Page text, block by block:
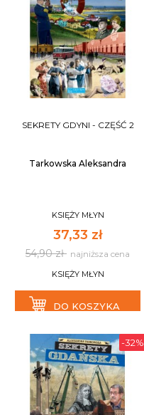
SEKRETY GDYNI - CZĘŚĆ 2
Tarkowska Aleksandra
KSIĘŻY MŁYN
37,33 zł
54,90 zł najniższa cena
KSIĘŻY MŁYN
DO KOSZYKA
-32%